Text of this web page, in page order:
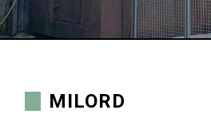
MILORD